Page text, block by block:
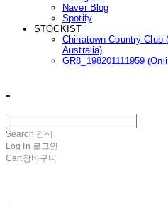
Naver Blog
Spotify
STOCKIST
Chinatown Country Club
Australia)
GR8_198201111959
Search 검색
Log In 로그인
Cart장바구니